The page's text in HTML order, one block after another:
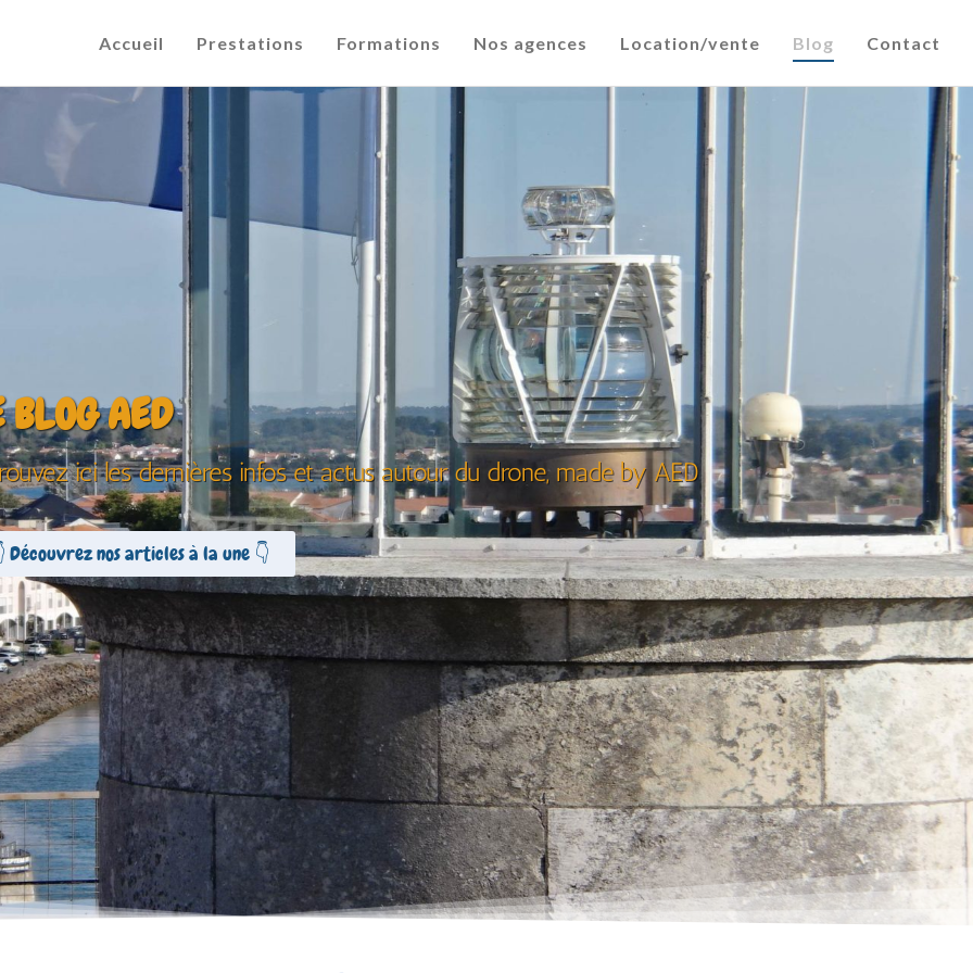
Accueil Prestations Formations Nos agences Location/vente Blog Contact
BLOG AED
ici les dernières infos et actus autour du drone, made by AED
Découvrez nos articles à la une 👇